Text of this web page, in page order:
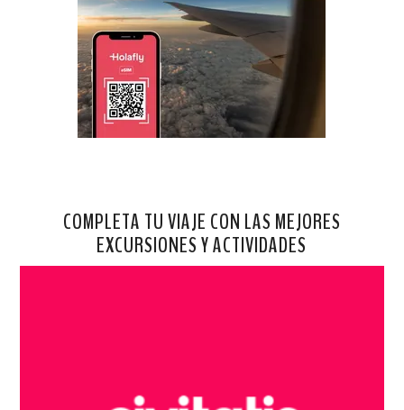
COMPLETA TU VIAJE CON LAS MEJORES
EXCURSIONES Y ACTIVIDADES